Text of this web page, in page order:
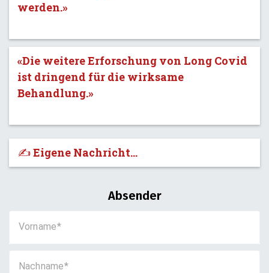
werden.»
«Die weitere Erforschung von Long Covid
ist dringend für die wirksame
Behandlung.»
✍️ Eigene Nachricht...
Absender
Vorname
Nachname